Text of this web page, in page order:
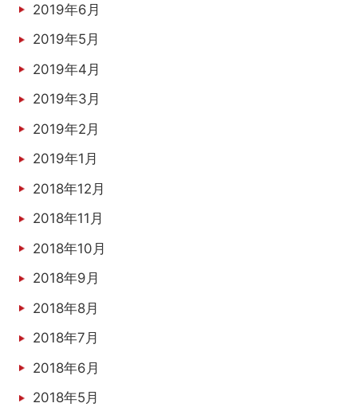
2019年6月
2019年5月
2019年4月
2019年3月
2019年2月
2019年1月
2018年12月
2018年11月
2018年10月
2018年9月
2018年8月
2018年7月
2018年6月
2018年5月